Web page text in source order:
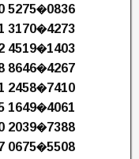
5275�0836
3170�4273
4519�1403
8646�4267
2458�7410
1649�4061
2039�7388
0675�5508